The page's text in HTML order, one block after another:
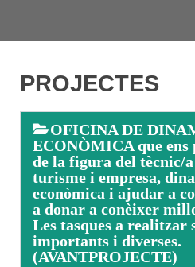
PROJECTES
OFICINA DE
ECONÒMICA que ens
de la figura del tècnic/
turisme i empresa,
econòmica i ajudar a
a donar a conèixer
Les tasques a realitzar
importants i diverses.
(AVANTPROJECTE)